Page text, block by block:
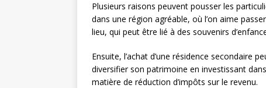
Plusieurs raisons peuvent pousser les
dans une région agréable, où l’on aime
lieu, qui peut être lié à des souvenirs
Ensuite, l’achat d’une résidence
diversifier son patrimoine en investissant
matière de réduction d’impôts sur le revenu.